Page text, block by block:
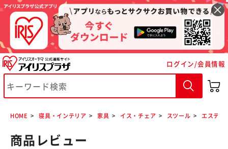
ログイン/会員情報
HOME 寝具・インテリア 家具 イス・チェア スツール エステス
商品レビュー
※ご確認ください
カートに入れる 購入手続きへ